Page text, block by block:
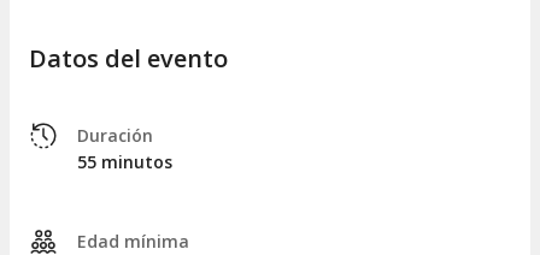
Datos del evento
Duración
55 minutos
Edad mínima